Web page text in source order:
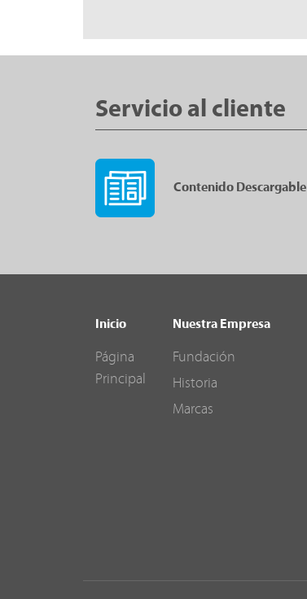
Servicio al cliente
Contenido Descargable
Inicio
Página
Principal
Nuestra Empresa
Fundación
Historia
Marcas